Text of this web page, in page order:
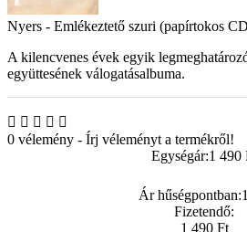
Nyers - Emlékeztető szuri (papírtokos
A kilencvenes évek egyik
együttesének válogatásalbuma.
0 vélemény - Írj véleményt a termékről!
Egységár:1 490
Ár hűségpontban:
Fizetendő:
1 490 Ft